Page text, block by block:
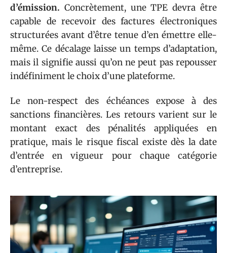
d’émission. Concrètement, une TPE devra être
capable de recevoir des factures électroniques
structurées avant d’être tenue d’en émettre elle-
même. Ce décalage laisse un temps d’adaptation,
mais il signifie aussi qu’on ne peut pas repousser
indéfiniment le choix d’une plateforme.
Le non-respect des échéances expose à des
sanctions financières. Les retours varient sur le
montant exact des pénalités appliquées en
pratique, mais le risque fiscal existe dès la date
d’entrée en vigueur pour chaque catégorie
d’entreprise.